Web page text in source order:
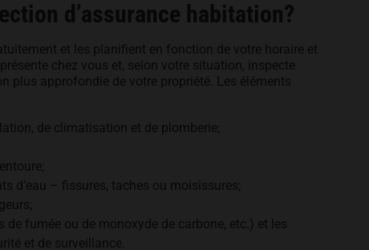
d’assurance habitation?
et les planifient en fonction de votre horaire et
chez vous et, selon votre situation, inspecte
plus approfondie de votre propriété. Les éléments
de climatisation et de plomberie;
d’eau – fissures, taches ou moisissures;
fumée ou de monoxyde de carbone, etc.) et les
et de surveillance.